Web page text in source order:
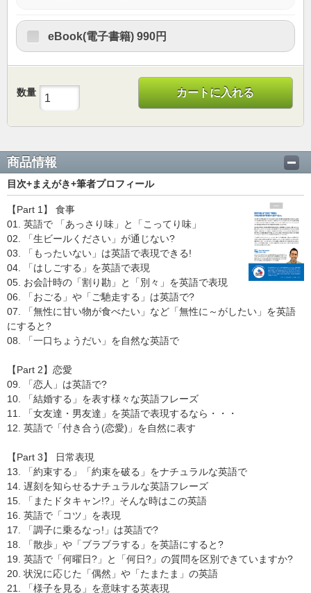
eBook(電子書籍) 990円
数量 カートに入れる
商品情報
目次+まえがき+筆者プロフィール
【Part 1】 食事
01. 英語で 「あっさり味」と「こってり味」
02. 「生ビールください」が通じない?
03. 「もったいない」は英語で表現できる!
04. 「はしごする」を英語で表現
05. お会計時の「割り勘」と「別々」を英語で表現
06. 「おごる」や「ご馳走する」は英語で?
07. 「無性に甘い物が食べたい」など「無性に～がしたい」を英語
にすると?
08. 「一口ちょうだい」を自然な英語で
【Part 2】恋愛
09. 「恋人」は英語で?
10. 「結婚する」を表す様々な英語フレーズ
11. 「女友達・男友達」を英語で表現するなら・・・
12. 英語で「付き合う(恋愛)」を自然に表す
【Part 3】 日常表現
13. 「約束する」「約束を破る」をナチュラルな英語で
14. 遅刻を知らせるナチュラルな英語フレーズ
15. 「またドタキャン!?」そんな時はこの英語
16. 英語で「コツ」を表現
17. 「調子に乗るなっ!」は英語で?
18. 「散歩」や「ブラブラする」を英語にすると?
19. 英語で「何曜日?」と「何日?」の質問を区別できていますか?
20. 状況に応じた「偶然」や「たまたま」の英語
21. 「様子を見る」を意味する英表現